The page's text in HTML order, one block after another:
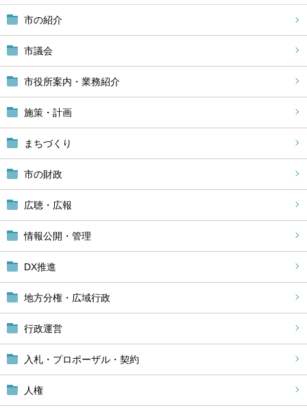
市の紹介
市議会
市役所案内・業務紹介
施策・計画
まちづくり
市の財政
広聴・広報
情報公開・管理
DX推進
地方分権・広域行政
行政運営
入札・プロポーザル・契約
人権